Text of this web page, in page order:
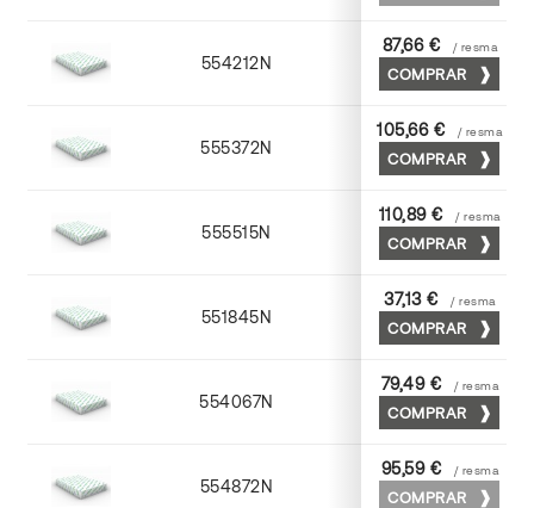
554212N 72 x 102
87,66 € / resma
COMPRAR
555372N 70 x 100
105,66 € / resma
COMPRAR
555515N 72 x 102
110,89 € / resma
COMPRAR
551845N 45 x 64
37,13 € / resma
COMPRAR
554067N 65 x 90
79,49 € / resma
COMPRAR
554872N 70 x 100
95,59 € / resma
COMPRAR